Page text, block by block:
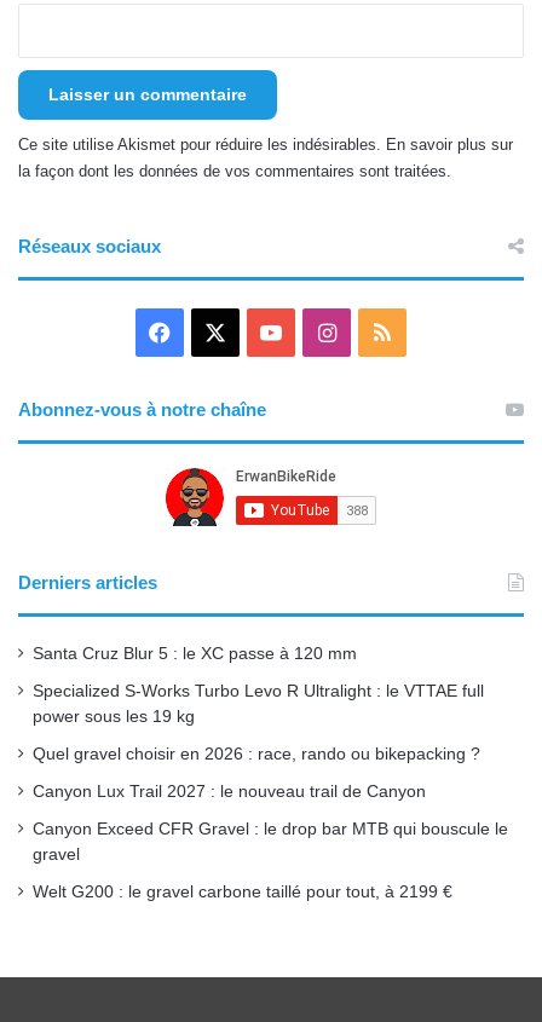
Ce site utilise Akismet pour réduire les indésirables. En savoir plus sur
la façon dont les données de vos commentaires sont traitées.
Réseaux sociaux
e
b
o
T
u
e
I
a
r
Abonnez-vous à notre chaîne
Derniers articles
Santa Cruz Blur 5 : le XC passe à 120 mm
Specialized S-Works Turbo Levo R Ultralight : le VTTAE full
power sous les 19 kg
Quel gravel choisir en 2026 : race, rando ou bikepacking ?
Canyon Lux Trail 2027 : le nouveau trail de Canyon
Canyon Exceed CFR Gravel : le drop bar MTB qui bouscule le
gravel
Welt G200 : le gravel carbone taillé pour tout, à 2199 €